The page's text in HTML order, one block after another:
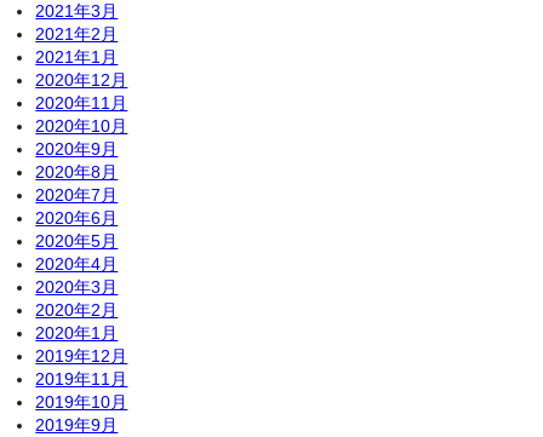
2021年3月
2021年2月
2021年1月
2020年12月
2020年11月
2020年10月
2020年9月
2020年8月
2020年7月
2020年6月
2020年5月
2020年4月
2020年3月
2020年2月
2020年1月
2019年12月
2019年11月
2019年10月
2019年9月